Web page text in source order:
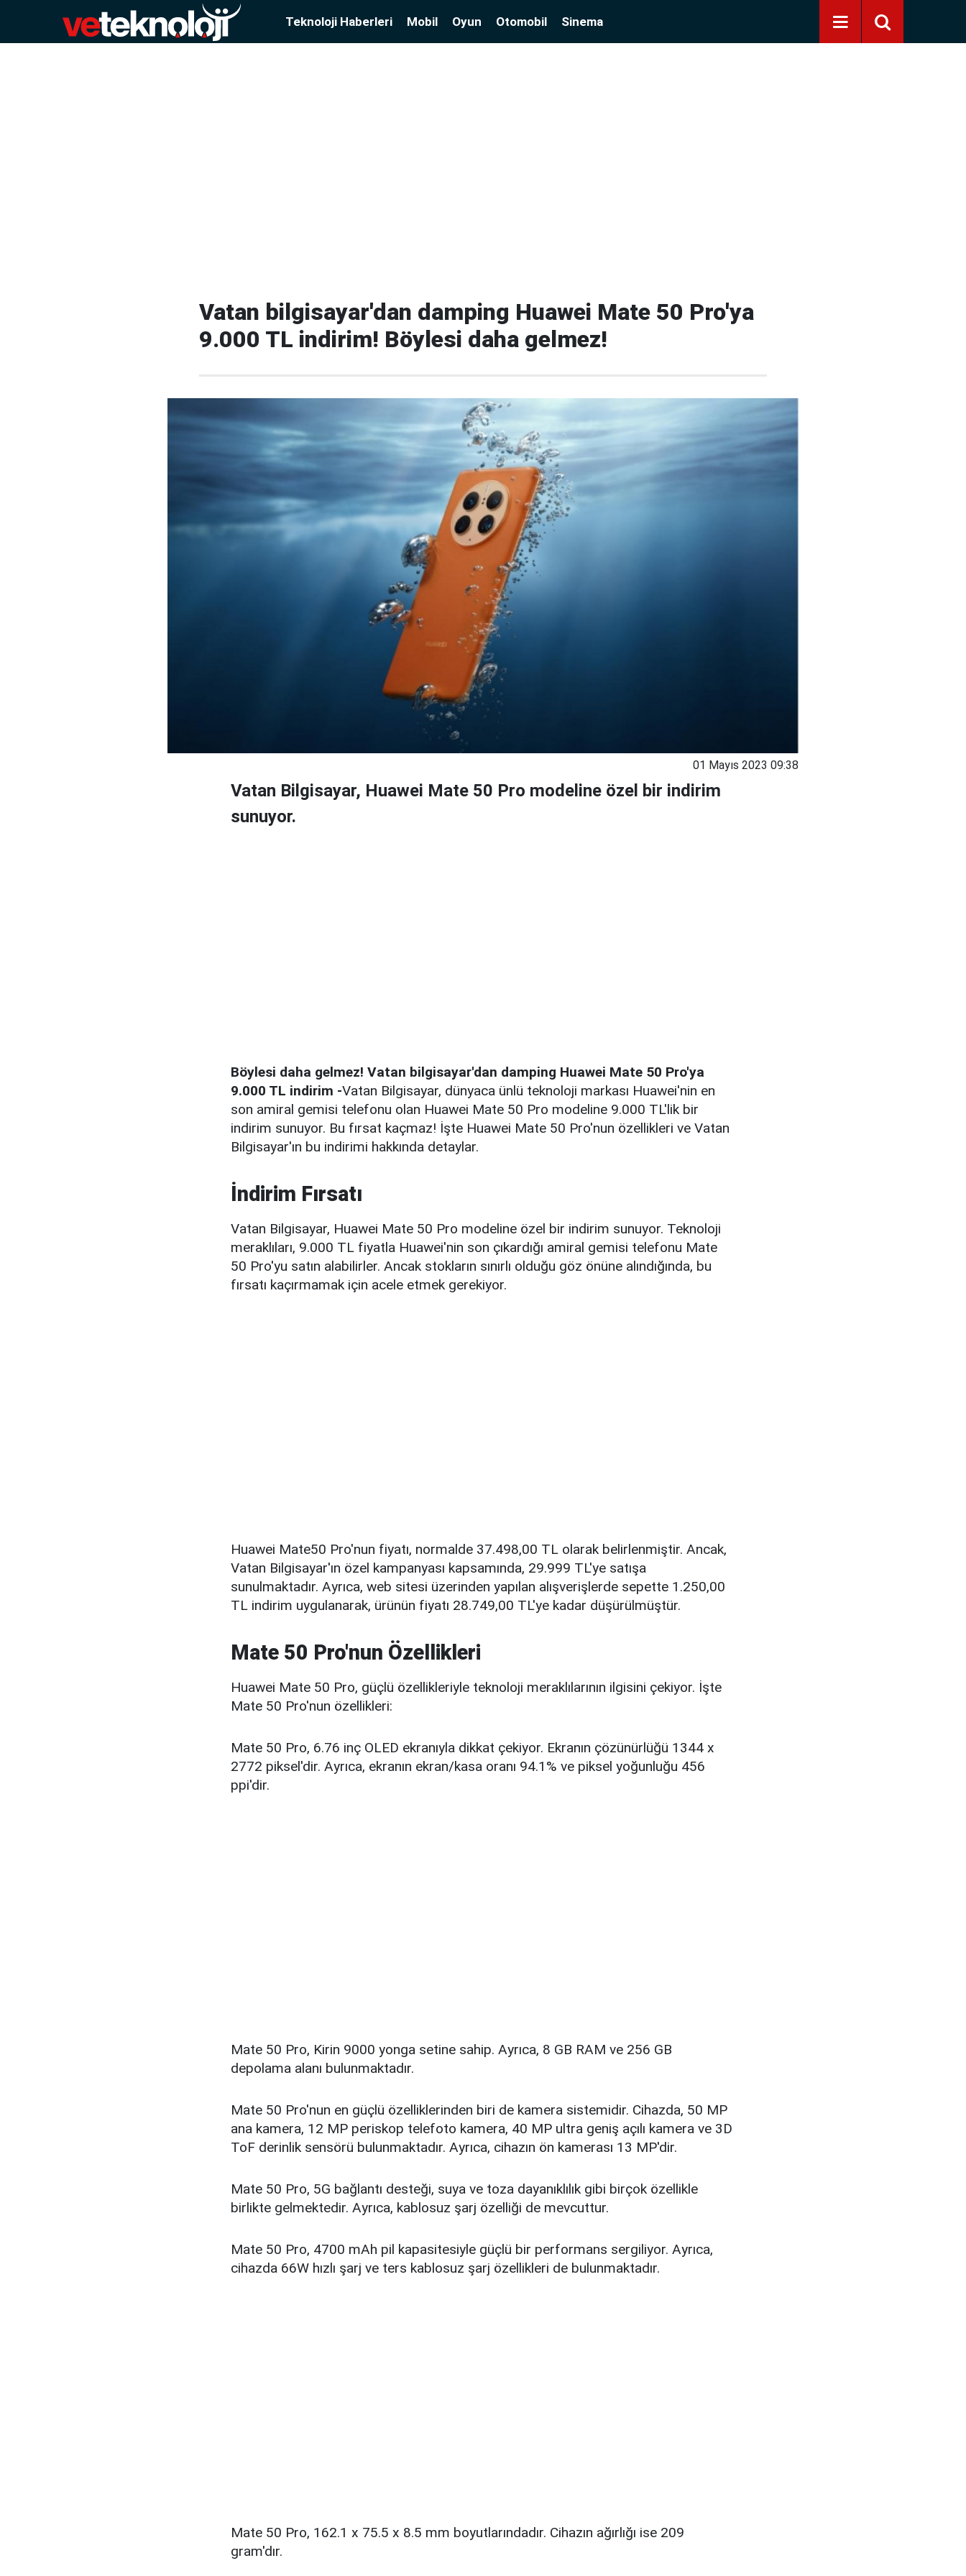
Teknoloji Haberleri Mobil Oyun Otomobil Sinema
Vatan bilgisayar'dan damping Huawei Mate 50 Pro'ya
9.000 TL indirim! Böylesi daha gelmez!
01 Mayıs 2023 09:38
Vatan Bilgisayar, Huawei Mate 50 Pro modeline özel bir indirim
sunuyor.
Böylesi daha gelmez! Vatan bilgisayar'dan damping Huawei Mate 50 Pro'ya
9.000 TL indirim -Vatan Bilgisayar, dünyaca ünlü teknoloji markası Huawei'nin en
son amiral gemisi telefonu olan Huawei Mate 50 Pro modeline 9.000 TL'lik bir
indirim sunuyor. Bu fırsat kaçmaz! İşte Huawei Mate 50 Pro'nun özellikleri ve Vatan
Bilgisayar'ın bu indirimi hakkında detaylar.
İndirim Fırsatı
Vatan Bilgisayar, Huawei Mate 50 Pro modeline özel bir indirim sunuyor. Teknoloji
meraklıları, 9.000 TL fiyatla Huawei'nin son çıkardığı amiral gemisi telefonu Mate
50 Pro'yu satın alabilirler. Ancak stokların sınırlı olduğu göz önüne alındığında, bu
fırsatı kaçırmamak için acele etmek gerekiyor.
Huawei Mate50 Pro'nun fiyatı, normalde 37.498,00 TL olarak belirlenmiştir. Ancak,
Vatan Bilgisayar'ın özel kampanyası kapsamında, 29.999 TL'ye satışa
sunulmaktadır. Ayrıca, web sitesi üzerinden yapılan alışverişlerde sepette 1.250,00
TL indirim uygulanarak, ürünün fiyatı 28.749,00 TL'ye kadar düşürülmüştür.
Mate 50 Pro'nun Özellikleri
Huawei Mate 50 Pro, güçlü özellikleriyle teknoloji meraklılarının ilgisini çekiyor. İşte
Mate 50 Pro'nun özellikleri:
Mate 50 Pro, 6.76 inç OLED ekranıyla dikkat çekiyor. Ekranın çözünürlüğü 1344 x
2772 piksel'dir. Ayrıca, ekranın ekran/kasa oranı 94.1% ve piksel yoğunluğu 456
ppi'dir.
Mate 50 Pro, Kirin 9000 yonga setine sahip. Ayrıca, 8 GB RAM ve 256 GB
depolama alanı bulunmaktadır.
Mate 50 Pro'nun en güçlü özelliklerinden biri de kamera sistemidir. Cihazda, 50 MP
ana kamera, 12 MP periskop telefoto kamera, 40 MP ultra geniş açılı kamera ve 3D
ToF derinlik sensörü bulunmaktadır. Ayrıca, cihazın ön kamerası 13 MP'dir.
Mate 50 Pro, 5G bağlantı desteği, suya ve toza dayanıklılık gibi birçok özellikle
birlikte gelmektedir. Ayrıca, kablosuz şarj özelliği de mevcuttur.
Mate 50 Pro, 4700 mAh pil kapasitesiyle güçlü bir performans sergiliyor. Ayrıca,
cihazda 66W hızlı şarj ve ters kablosuz şarj özellikleri de bulunmaktadır.
Mate 50 Pro, 162.1 x 75.5 x 8.5 mm boyutlarındadır. Cihazın ağırlığı ise 209
gram'dır.